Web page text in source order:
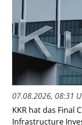
07.08.2026, 08:31
KKR hat das Final
Infrastructure